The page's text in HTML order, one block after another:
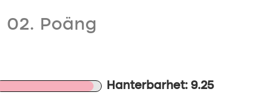
02. Poäng
Hanterbarhet: 9.25